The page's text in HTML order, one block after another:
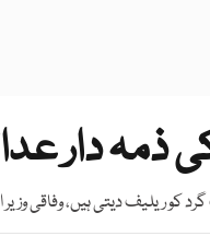
دار
کو ریلیف دیتی ہیں، وفاقی